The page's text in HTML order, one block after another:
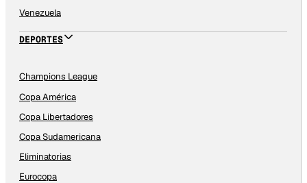
Venezuela
DEPORTES
Champions League
Copa América
Copa Libertadores
Copa Sudamericana
Eliminatorias
Eurocopa